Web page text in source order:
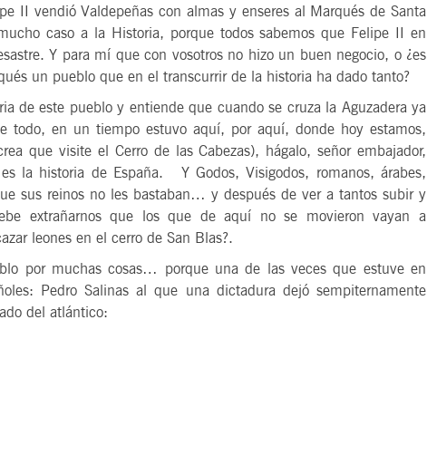
Valdepeñas con almas y enseres al Marqués de Santa
caso a la Historia, porque todos sabemos que Felipe II en
Y para mí que con vosotros no hizo un buen negocio, o ¿es
un pueblo que en el transcurrir de la historia ha dado tanto?
este pueblo y entiende que cuando se cruza la Aguzadera ya
todo, en un tiempo estuvo aquí, por aquí, donde hoy estamos,
que visite el Cerro de las Cabezas), hágalo, señor embajador,
la historia de España. Y Godos, Visigodos, romanos, árabes,
sus reinos no les bastaban… y después de ver a tantos subir y
extrañarnos que los que de aquí no se movieron vayan a
leones en el cerro de San Blas?.
muchas cosas… porque una de las veces que estuve en
Pedro Salinas al que una dictadura dejó sempiternamente
del atlántico: